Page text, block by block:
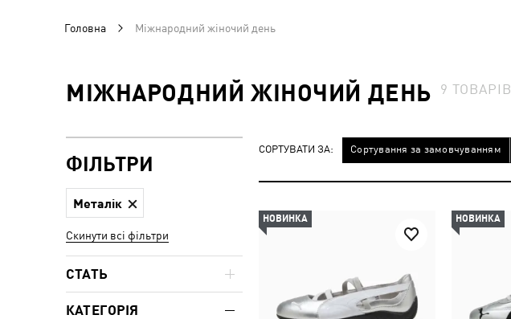
Головна Міжнародний жіночий день
МІЖНАРОДНИЙ ЖІНОЧИЙ ДЕНЬ 9 ТОВАРІВ
СОРТУВАТИ ЗА: Сортування за замовчуванням
НОВИНКА НОВИНКА
ФІЛЬТРИ
Металік
Скинути всі фільтри
СТАТЬ
КАТЕГОРІЯ